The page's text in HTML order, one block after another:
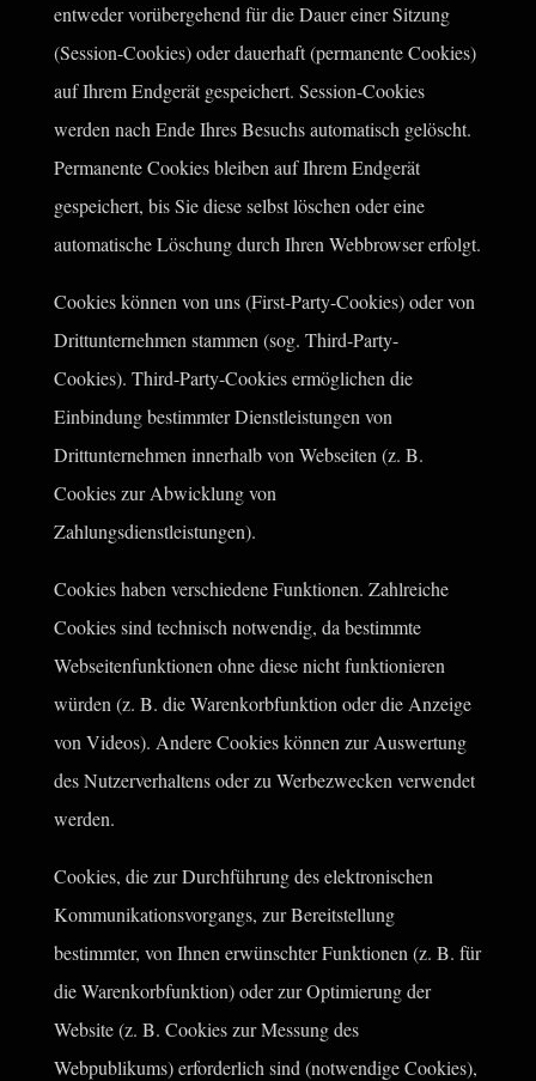
entweder vorübergehend für die Dauer einer Sitzung
(Session-Cookies) oder dauerhaft (permanente Cookies)
auf Ihrem Endgerät gespeichert. Session-Cookies
werden nach Ende Ihres Besuchs automatisch gelöscht.
Permanente Cookies bleiben auf Ihrem Endgerät
gespeichert, bis Sie diese selbst löschen oder eine
automatische Löschung durch Ihren Webbrowser erfolgt.
Cookies können von uns (First-Party-Cookies) oder von
Drittunternehmen stammen (sog. Third-Party-
Cookies). Third-Party-Cookies ermöglichen die
Einbindung bestimmter Dienstleistungen von
Drittunternehmen innerhalb von Webseiten (z. B.
Cookies zur Abwicklung von
Zahlungsdienstleistungen).
Cookies haben verschiedene Funktionen. Zahlreiche
Cookies sind technisch notwendig, da bestimmte
Webseitenfunktionen ohne diese nicht funktionieren
würden (z. B. die Warenkorbfunktion oder die Anzeige
von Videos). Andere Cookies können zur Auswertung
des Nutzerverhaltens oder zu Werbezwecken verwendet
werden.
Cookies, die zur Durchführung des elektronischen
Kommunikationsvorgangs, zur Bereitstellung
bestimmter, von Ihnen erwünschter Funktionen (z. B. für
die Warenkorbfunktion) oder zur Optimierung der
Website (z. B. Cookies zur Messung des
Webpublikums) erforderlich sind (notwendige Cookies),